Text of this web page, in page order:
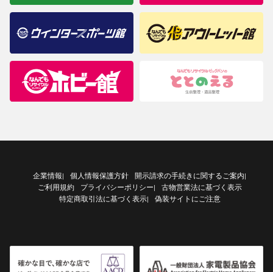
企業情報| 個人情報保護方針 開示請求の手続きに関するご案内|
ご利用規約 プライバシーポリシー|
古物営業法に基づく表示
特定商取引法に基づく表示| 偽装サイトにご注意